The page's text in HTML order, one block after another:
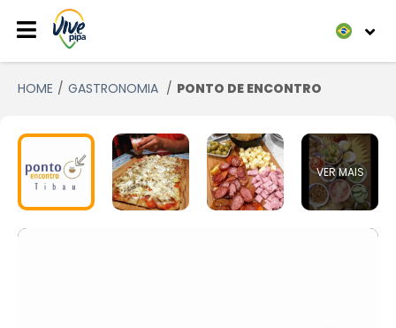
HOME GASTRONOMIA PONTO DE ENCONTRO
VER MAIS